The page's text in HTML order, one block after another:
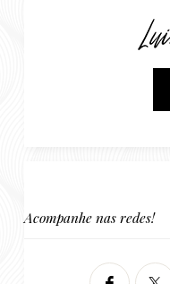
Acompanhe nas redes!